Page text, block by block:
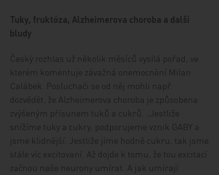
Tuky, fruktóza, Alzheimerova choroba a další
bludy
Český rozhlas už několik měsíců vysílá pořad, ve
kterém komentuje závažná onemocnění Milan
Calábek. Posluchači se od něj mohli např.
dozvědět, že Alzheimerova choroba je způsobena
zvýšeným přísunem tuků a cukrů. „Jestliže
snížíme tuky a cukry, podporujeme vznik GABY a
jsme klidnější. Jestliže jíme hodně cukru, tak jsme
stále víc excitovaní. Až dojde k tomu, že tou excitací
začnou naše neurony umírat. A jak umírají